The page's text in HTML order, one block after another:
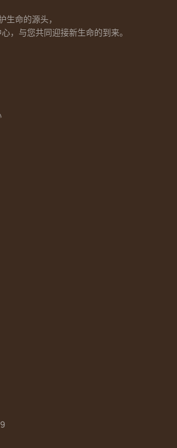
生命的源头，
，与您共同迎接新生命的到来。